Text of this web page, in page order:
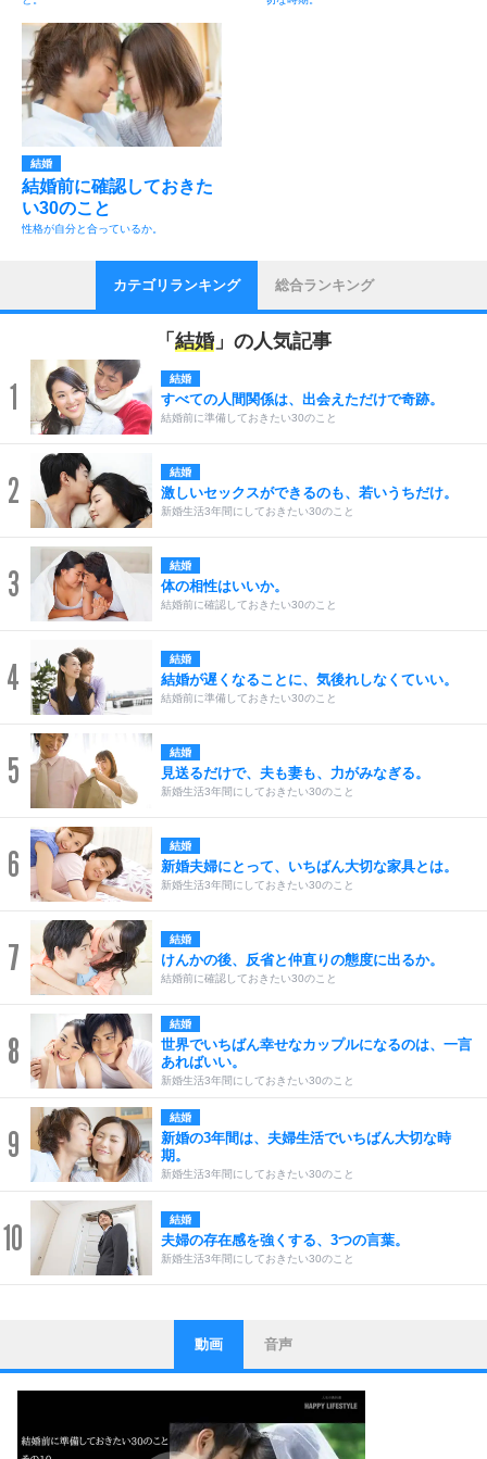
結婚
結婚前に確認しておきた
い30のこと
性格が自分と合っているか。
カテゴリランキング 総合ランキング
「 結婚」の人気記事
1 結婚
すべての人間関係は、出会えただけで奇跡。
結婚前に準備しておきたい30のこと
2 結婚
激しいセックスができるのも、若いうちだけ。
新婚生活3年間にしておきたい30のこと
3 結婚
体の相性はいいか。
結婚前に確認しておきたい30のこと
4 結婚
結婚が遅くなることに、気後れしなくていい。
結婚前に準備しておきたい30のこと
5 結婚
見送るだけで、夫も妻も、力がみなぎる。
新婚生活3年間にしておきたい30のこと
6 結婚
新婚夫婦にとって、いちばん大切な家具とは。
新婚生活3年間にしておきたい30のこと
7 結婚
けんかの後、反省と仲直りの態度に出るか。
結婚前に確認しておきたい30のこと
8
結婚
世界でいちばん幸せなカップルになるのは、一言
あればいい。
新婚生活3年間にしておきたい30のこと
9
結婚
新婚の3年間は、夫婦生活でいちばん大切な時
期。
新婚生活3年間にしておきたい30のこと
10 結婚
夫婦の存在感を強くする、3つの言葉。
新婚生活3年間にしておきたい30のこと
1
ストレス対策
他人と比べない。
いっそのこと、他人を見ない。
いらいらしない人になる30の方法
プラス思考
動画 音声